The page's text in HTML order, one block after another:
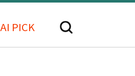
AI PICK